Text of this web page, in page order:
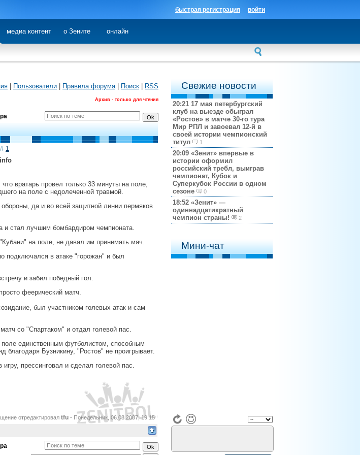
войти
быстрая регистрация
медиа контент о Зените онлайн
Свежие новости
20:21 17 мая петербургский
клуб на выезде обыграл
«Ростов» в матче 30-го тура
Мир РПЛ и завоевал 12-й в
своей истории чемпионский
титул
1
20:09 «Зенит» впервые в
истории оформил
российский требл, выиграв
чемпионат, Кубок и
Суперкубок России в одном
сезоне
0
18:52 «Зенит» —
одиннадцатикратный
чемпион страны!
2
Мини-чат
Пользователи Правила форума| Поиск RSS
Архив - только для чтения
1
вратарь провел только 33 минуты на поле,
на поле с недолеченной травмой.
да и во всей защитной линии пермяков
и стал лучшим бомбардиром чемпионата.
на поле, не давал им принимать мяч.
подключался в атаке "горожан" и был
и забил победный гол.
феерический матч.
был участником голевых атак и сам
со "Спартаком" и отдал голевой пас.
единственным футболистом, способным
Бузникину, "Ростов" не проигрывает.
прессинговал и сделал голевой пас.
отредактировал tfu - Понедельник, 06.08.2007, 19:15